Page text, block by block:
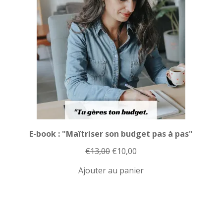
E-book : "Maîtriser son budget pas à pas"
€13,00 Le
initial
€10,00Le
Ajouter au panier